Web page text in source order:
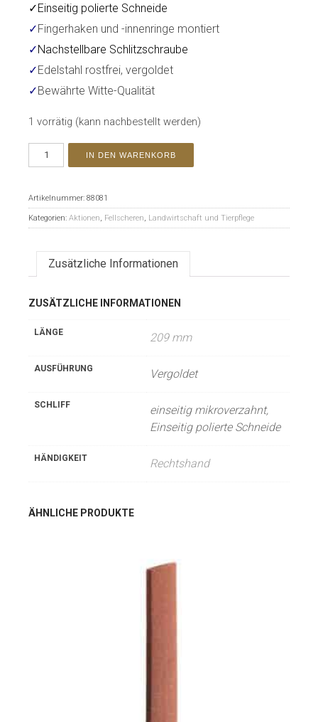
✓Einseitig polierte Schneide
✓Fingerhaken und -innenringe montiert
✓Nachstellbare Schlitzschraube
✓Edelstahl rostfrei, vergoldet
✓Bewährte Witte-Qualität
1 vorrätig (kann nachbestellt werden)
IN DEN WARENKORB
Artikelnummer: 88081
Kategorien: Aktionen, Fellscheren, Landwirtschaft und Tierpflege
Zusätzliche Informationen
ZUSÄTZLICHE INFORMATIONEN
LÄNGE 209 mm
AUSFÜHRUNG Vergoldet
SCHLIFF
einseitig mikroverzahnt,
Einseitig polierte Schneide
HÄNDIGKEIT Rechtshand
ÄHNLICHE PRODUKTE